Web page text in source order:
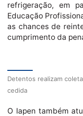
refrigeração, em
Educação
as chances de
cumprimento da
Detentos realizam
cedida
O Iapen também